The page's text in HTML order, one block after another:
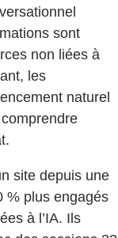
sont
non liées à
les
naturel
site depuis une
% plus engagés
à l’IA. Ils